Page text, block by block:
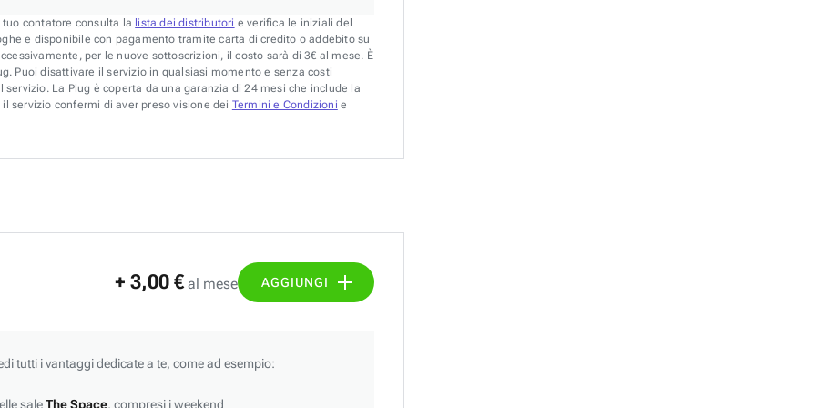
contatore consulta la lista dei distributori e verifica le iniziali del
e disponibile con pagamento tramite carta di credito o addebito su
per le nuove sottoscrizioni, il costo sarà di 3€ al mese. È
Puoi disattivare il servizio in qualsiasi momento e senza costi
La Plug è coperta da una garanzia di 24 mesi che include la
servizio confermi di aver preso visione dei Termini e Condizioni e
+ 3,00 € al mese AGGIUNGI
tutti i vantaggi dedicate a te, come ad esempio:
saleThe Space, compresi i weekend